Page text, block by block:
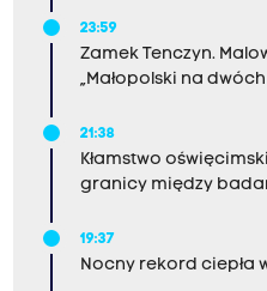
23:59
Zamek Tenczyn.
„Małopolski na dwóch
21:38
Kłamstwo
granicy między
19:37
Nocny rekord ciepła